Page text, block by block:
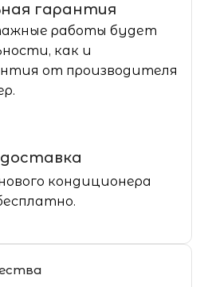
гарантия
работы будет
как и
от производителя
кондиционера